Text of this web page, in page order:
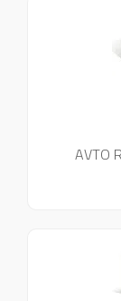
AVTO